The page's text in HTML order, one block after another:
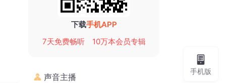
下载手机APP
7天免费畅听
10万本会员专辑
声音主播
手机版